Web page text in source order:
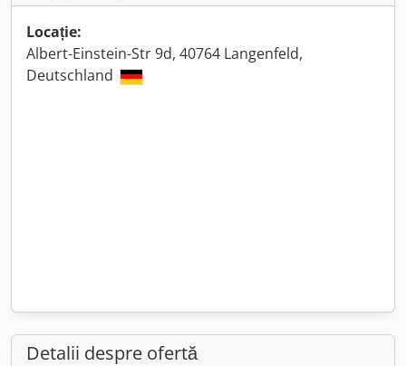
Locație:
Albert-Einstein-Str 9d, 40764 Langenfeld,
Deutschland
Detalii despre ofertă